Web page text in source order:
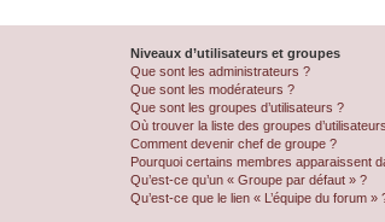
Niveaux d’utilisateurs et groupes
Que sont les administrateurs ?
Que sont les modérateurs ?
Que sont les groupes d’utilisateurs ?
Où trouver la liste des groupes
Comment devenir chef de groupe ?
Pourquoi certains membres apparaissent
Qu’est-ce qu’un « Groupe par défaut » ?
Qu’est-ce que le lien « L’équipe du forum »